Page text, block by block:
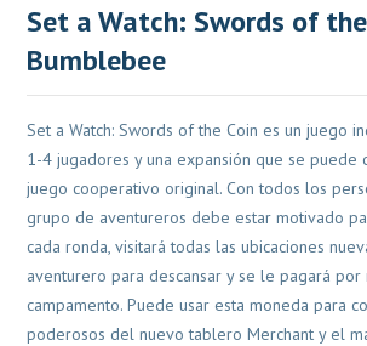
Set a Watch: Swords of
Bumblebee
Set a Watch: Swords of the Coin es un juego
1-4 jugadores y una expansión que se puede
juego cooperativo original. Con todos los
grupo de aventureros debe estar motivado
cada ronda, visitará todas las ubicaciones
aventurero para descansar y se le pagará
campamento. Puede usar esta moneda para
poderosos del nuevo tablero Merchant y el